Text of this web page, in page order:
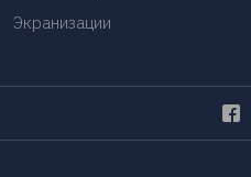
Экранизации